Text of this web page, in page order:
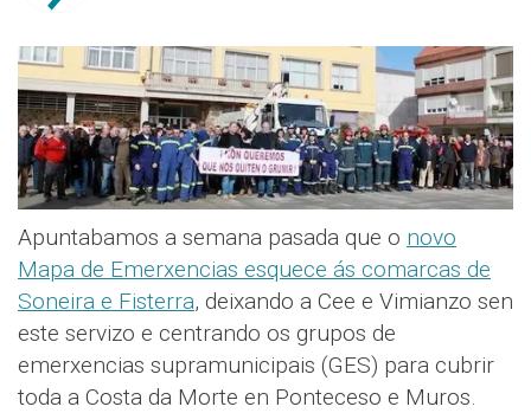
Apuntabamos a semana pasada que o novo
Mapa de Emerxencias esquece ás comarcas de
Soneira e Fisterra, deixando a Cee e Vimianzo sen
este servizo e centrando os grupos de
emerxencias supramunicipais (GES) para cubrir
toda a Costa da Morte en Ponteceso e Muros.